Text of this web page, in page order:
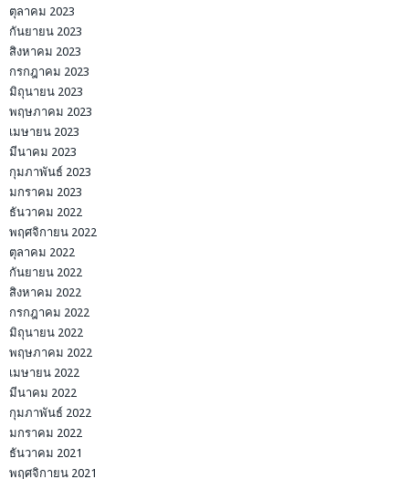
ตุลาคม 2023
กันยายน 2023
สิงหาคม 2023
กรกฎาคม 2023
มิถุนายน 2023
พฤษภาคม 2023
เมษายน 2023
มีนาคม 2023
กุมภาพันธ์ 2023
มกราคม 2023
ธันวาคม 2022
พฤศจิกายน 2022
ตุลาคม 2022
กันยายน 2022
สิงหาคม 2022
กรกฎาคม 2022
มิถุนายน 2022
พฤษภาคม 2022
เมษายน 2022
มีนาคม 2022
กุมภาพันธ์ 2022
มกราคม 2022
ธันวาคม 2021
พฤศจิกายน 2021